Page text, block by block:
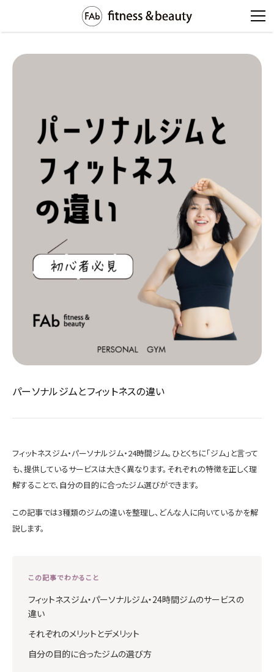
パーソナルジムとフィットネスの違い
フィットネスジム・パーソナルジム・24時間ジム。ひとくちに「ジム」と言って
も、提供しているサービスは大きく異なります。それぞれの特徴を正しく理
解することで、自分の目的に合ったジム選びができます。
この記事では3種類のジムの違いを整理し、どんな人に向いているかを解
説します。
この記事でわかること
フィットネスジム・パーソナルジム・24時間ジムのサービスの
違い
それぞれのメリットとデメリット
自分の目的に合ったジムの選び方